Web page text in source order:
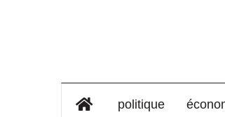
élément de menu
politique